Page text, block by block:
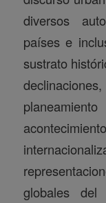
diversos
países e
sustrato
globales del